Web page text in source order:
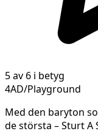
5 av 6 i betyg
4AD/Playground
Med den baryton
de största – Sturt A